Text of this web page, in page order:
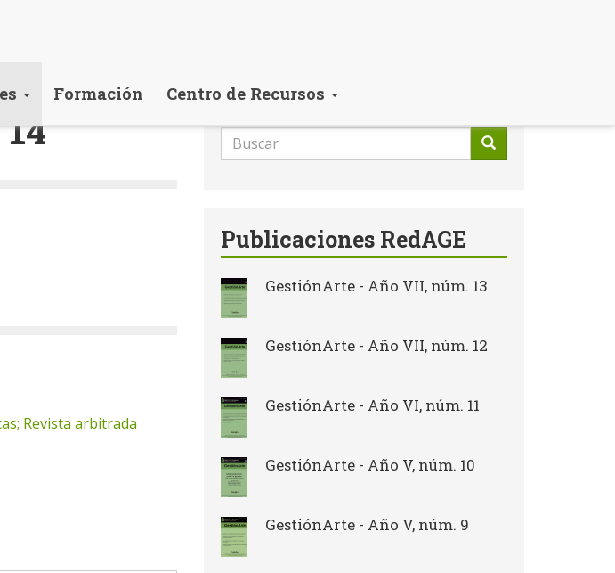
Formación Centro de Recursos
Revista arbitrada
Formulario
de
Publicaciones RedAGE
GestiónArte - Año VII, núm. 13
GestiónArte - Año VII, núm. 12
GestiónArte - Año VI, núm. 11
GestiónArte - Año V, núm. 10
GestiónArte - Año V, núm. 9